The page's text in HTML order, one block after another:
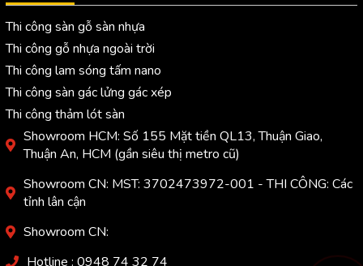
Thi công sàn gỗ sàn nhựa
Thi công gỗ nhựa ngoài trời
Thi công lam sóng tấm nano
Thi công sàn gác lửng gác xép
Thi công thảm lót sàn
Showroom HCM: Số 155 Mặt tiền QL13, Thuận Giao,
Thuận An, HCM (gần siêu thị metro cũ)
Showroom CN: MST: 3702473972-001 - THI CÔNG: Các
tỉnh lân cận
Showroom CN:
Hotline : 0948 74 32 74